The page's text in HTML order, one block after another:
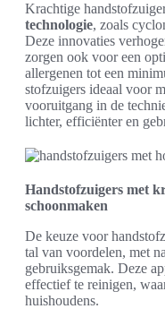
Krachtige
technologie, zoals
Deze innovaties
zorgen ook voor een
allergenen tot een
stofzuigers ideaal voor
vooruitgang in de
lichter, efficiënter en
Handstofzuigers met
schoonmaken
De keuze voor
tal van voordelen, met
gebruiksgemak. Deze
effectief te reinigen,
huishoudens.